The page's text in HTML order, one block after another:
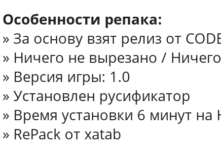
Особенности репака:
» За основу взят релиз от
» Ничего не вырезано /
» Версия игры: 1.0
» Установлен русификатор
» Время установки 6 минут
» RePack от xatab